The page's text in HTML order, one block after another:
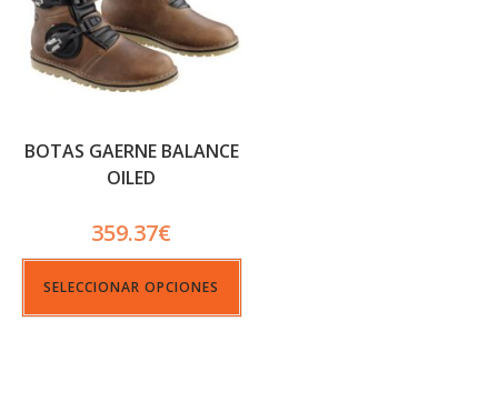
BOTAS GAERNE BALANCE
OILED
359.37€
SELECCIONAR OPCIONES